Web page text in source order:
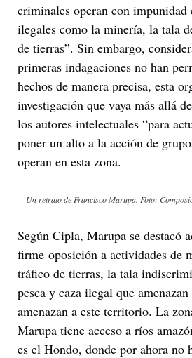
criminales operan con impunidad
ilegales como la minería, la tala
de tierras”. Sin embargo,
primeras indagaciones no han
hechos de manera precisa, esta
investigación que vaya más allá
los autores intelectuales “para
poner un alto a la acción de
operan en esta zona.
Un retrato de Francisco Marupa. Foto:
Según Cipla, Marupa se destacó
firme oposición a actividades de
tráfico de tierras, la tala
pesca y caza ilegal que
amenazan a este territorio. La
Marupa tiene acceso a ríos
es el Hondo, donde por ahora no